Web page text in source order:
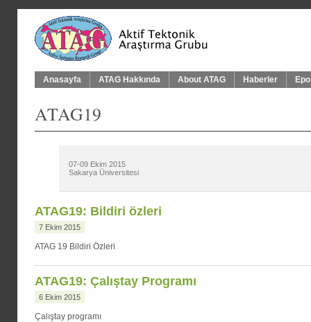
Anasayfa ATAG Hakkında About ATAG Haberler
ATAG19
07-09 Ekim 2015
Sakarya Üniversitesi
ATAG19: Bildiri özleri
7 Ekim 2015
ATAG 19 Bildiri Özleri
ATAG19: Çalıştay Programı
6 Ekim 2015
Çalıştay programı